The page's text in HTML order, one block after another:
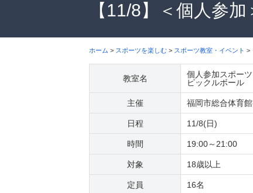
【11/8】＜個人参
ホーム > スポーツを楽しむ > スポーツ教室・イベント >
教室名
個人参加スポーツ
ピックルボール
主催 福岡市総合体育
日程 11/8(日)
時間 19:00～21:00
対象 18歳以上
定員 16名